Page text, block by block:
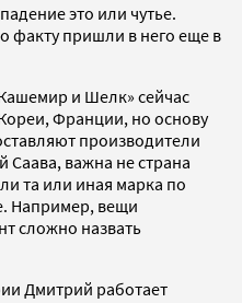
это или чутье.
факту пришли в него еще в
и Шелк» сейчас
Франции, но основу
производители
Саава, важна не страна
та или иная марка по
Например, вещи
сложно назвать
Дмитрий работает